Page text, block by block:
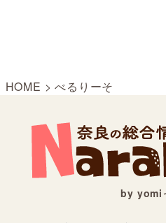
HOME >べるりーそ
by yomi